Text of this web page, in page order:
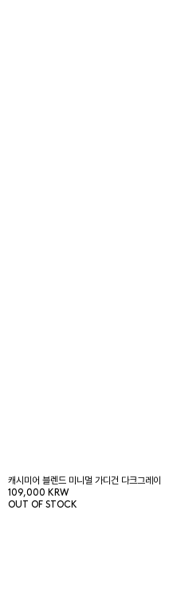
캐시미어 블렌드 미니멀 가디건 다크그레이
109,000 KRW
OUT OF STOCK